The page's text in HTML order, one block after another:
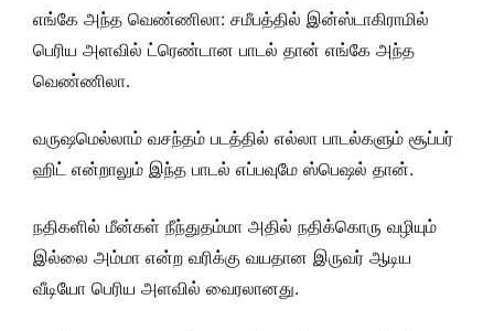
எங்கே அந்த வெண்ணிலா: சமீபத்தில் இன்ஸ்டாகிராமில்
பெரிய அளவில் ட்ரெண்டான பாடல் தான் எங்கே அந்த
வெண்ணிலா.
வருஷமெல்லாம் வசந்தம் படத்தில் எல்லா பாடல்களும் சூப்பர்
ஹிட் என்றாலும் இந்த பாடல் எப்பவுமே ஸ்பெஷல் தான்.
நதிகளில் மீன்கள் நீந்துதம்மா அதில் நதிக்கொரு வழியும்
இல்லை அம்மா என்ற வரிக்கு வயதான இருவர் ஆடிய
வீடியோ பெரிய அளவில் வைரலானது.